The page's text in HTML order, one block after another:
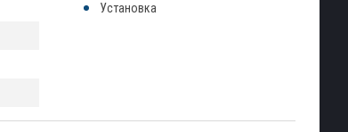
Установка